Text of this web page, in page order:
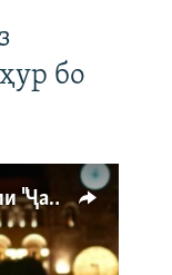
бо
Ҳаводории арманиҳо аз пирӯзии "Ҷаллод"-и тоҷик